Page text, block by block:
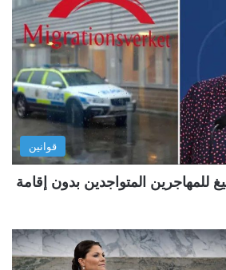
قوانين
للمهاجرين المتواجدين بدون إقامة